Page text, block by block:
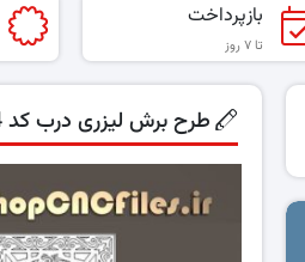
بازپرداخت
تا ۷ روز
طرح برش لیزری درب کد 04